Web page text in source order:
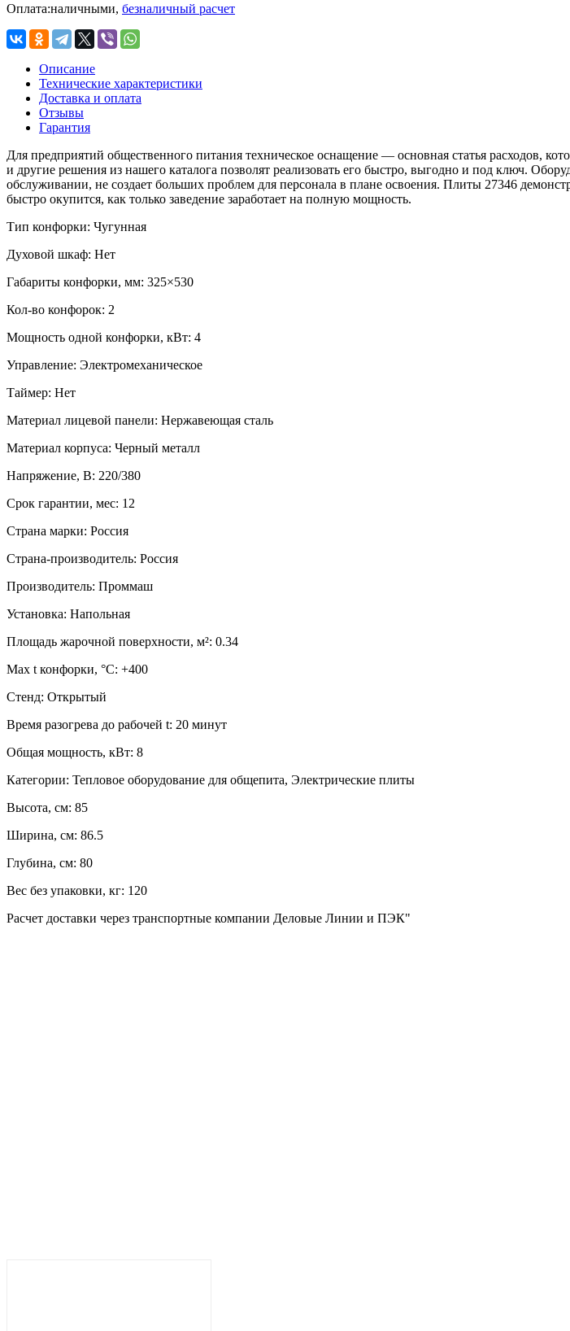
Оплата:наличными, безналичный расчет
Описание
Технические характеристики
Доставка и оплата
Отзывы
Гарантия
Для предприятий общественного питания техническое оснащение — основная статья расходов,
и другие решения из нашего каталога позволят реализовать его быстро, выгодно и под ключ.
обслуживании, не создает больших проблем для персонала в плане освоения. Плиты 27346
быстро окупится, как только заведение заработает на полную мощность.
Тип конфорки: Чугунная
Духовой шкаф: Нет
Габариты конфорки, мм: 325×530
Кол-во конфорок: 2
Мощность одной конфорки, кВт: 4
Управление: Электромеханическое
Таймер: Нет
Материал лицевой панели: Нержавеющая сталь
Материал корпуса: Черный металл
Напряжение, В: 220/380
Срок гарантии, мес: 12
Страна марки: Россия
Страна-производитель: Россия
Производитель: Проммаш
Установка: Напольная
Площадь жарочной поверхности, м²: 0.34
Max t конфорки, °C: +400
Стенд: Открытый
Время разогрева до рабочей t: 20 минут
Общая мощность, кВт: 8
Категории: Тепловое оборудование для общепита, Электрические плиты
Высота, см: 85
Ширина, см: 86.5
Глубина, см: 80
Вес без упаковки, кг: 120
Расчет доставки через транспортные компании Деловые Линии и ПЭК"